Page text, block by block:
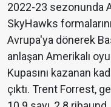
2022-23 sezonunda
SkyHawks
Avrupa'ya dönerek
anlaşan Amerikalı
Kupasını kazanan
çıktı. Trent Forrest,